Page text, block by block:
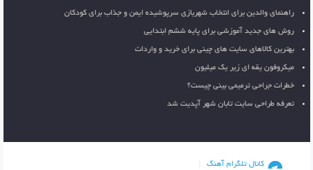
راهنمای والدین برای انتخاب شهربازی سرپوشیده ایمن و جذاب برای کودکان
روش های جدید آموزشی برای پایه ششم ابتدایی
بهترین کالاهای سایت های چینی برای خرید و واردات
میکروفون یقه ای زیر یک میلیون
خطرات جراحی ترمیمی بینی چیست؟
تعرفه طراحی سایت تابان شهر آپدیت شد
کانال تلگرام آهنگ